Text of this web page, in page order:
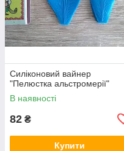
Силіконовий вайнер
"Пелюстка альстромерії"
В наявності
82 ₴
Купити